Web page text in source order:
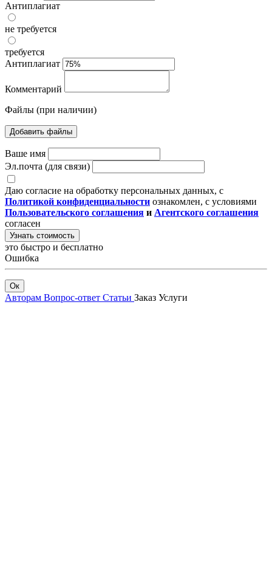
Антиплагиат
не требуется
требуется
Антиплагиат
Комментарий
Файлы (при наличии)
Добавить файлы
Ваше имя
Эл.почта (для связи)
Даю согласие на обработку персональных данных, с
Политикой конфиденциальности ознакомлен, с условиями
Пользовательского соглашения и Агентского соглашения
согласен
Узнать стоимость
это быстро и бесплатно
Ошибка
Ок
Авторам Вопрос-ответ Статьи Заказ Услуги